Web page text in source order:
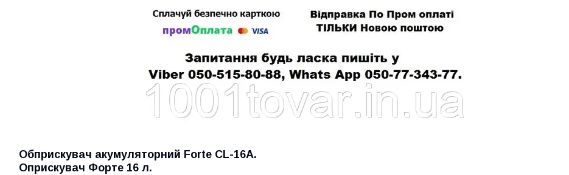
Обприскувач акумуляторний Forte CL-16A.
Оприскувач Форте 16 л.